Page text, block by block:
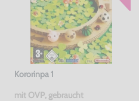
Kororinpa 1
mit OVP, gebraucht